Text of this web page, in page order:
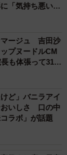
ンスタにアッ
「気持ち悪いく
マージュ 吉田沙
プヌードルCM
も体張って31万
ど」バニラアイ
いしさ 口の中
ラボ」が話題